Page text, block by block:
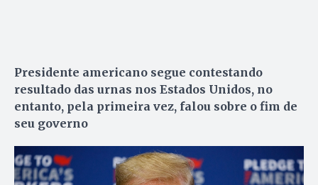
Presidente americano segue contestando
resultado das urnas nos Estados Unidos, no
entanto, pela primeira vez, falou sobre o fim de
seu governo